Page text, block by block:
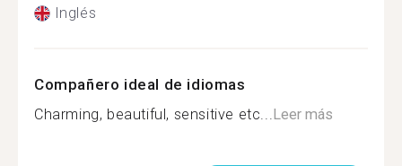
Inglés
Compañero ideal de idiomas
Charming, beautiful, sensitive etc...Leer más